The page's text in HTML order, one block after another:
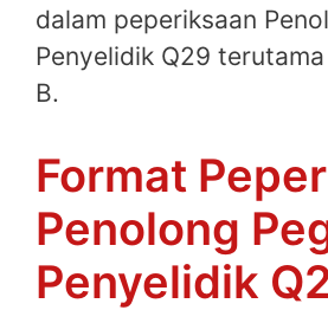
dalam peperiksaan
Penyelidik Q29
B.
Format
Penolong
Penyelidik